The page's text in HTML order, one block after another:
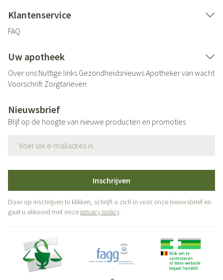
Klantenservice
FAQ
Uw apotheek
Over ons Nuttige links GezondheidsnieuwsApotheker van wacht
Voorschrift Zorgtarieven
Nieuwsbrief
Blijf op de hoogte van nieuwe producten en promoties
Inschrijven
Door op inschrijven te klikken, schrijft u zich in voor onze nieuwsbrief en
gaat u akkoord met onze privacy policy.